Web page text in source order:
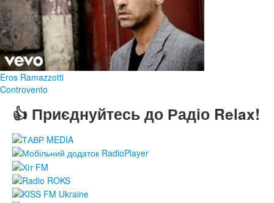
Eros Ramazzotti
Controvento
👍 Приєднуйтесь до Радіо Relax!